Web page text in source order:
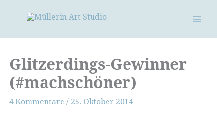
Glitzerdings-Gewinner
(#machschöner)
4 Kommentare / 25. Oktober 2014